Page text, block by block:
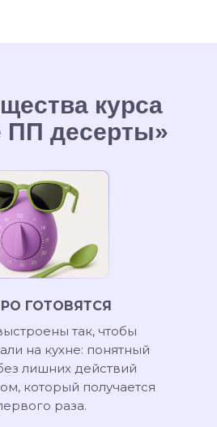
курса
ПП десерты»
так, чтобы
на кухне: понятный
лишних действий
который получается
раза.
ГОТОВЯТСЯ